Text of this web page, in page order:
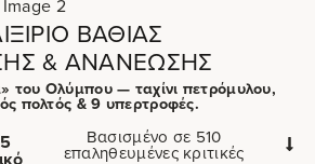
ΒΑΘΙΆΣ
& ΑΝΑΝΈΩΣΗΣ
του Ολύμπου — ταχίνι πετρόμυλου,
πολτός & 9 υπερτροφές.
Βασισμένο σε 510
επαληθευμένες κριτικές